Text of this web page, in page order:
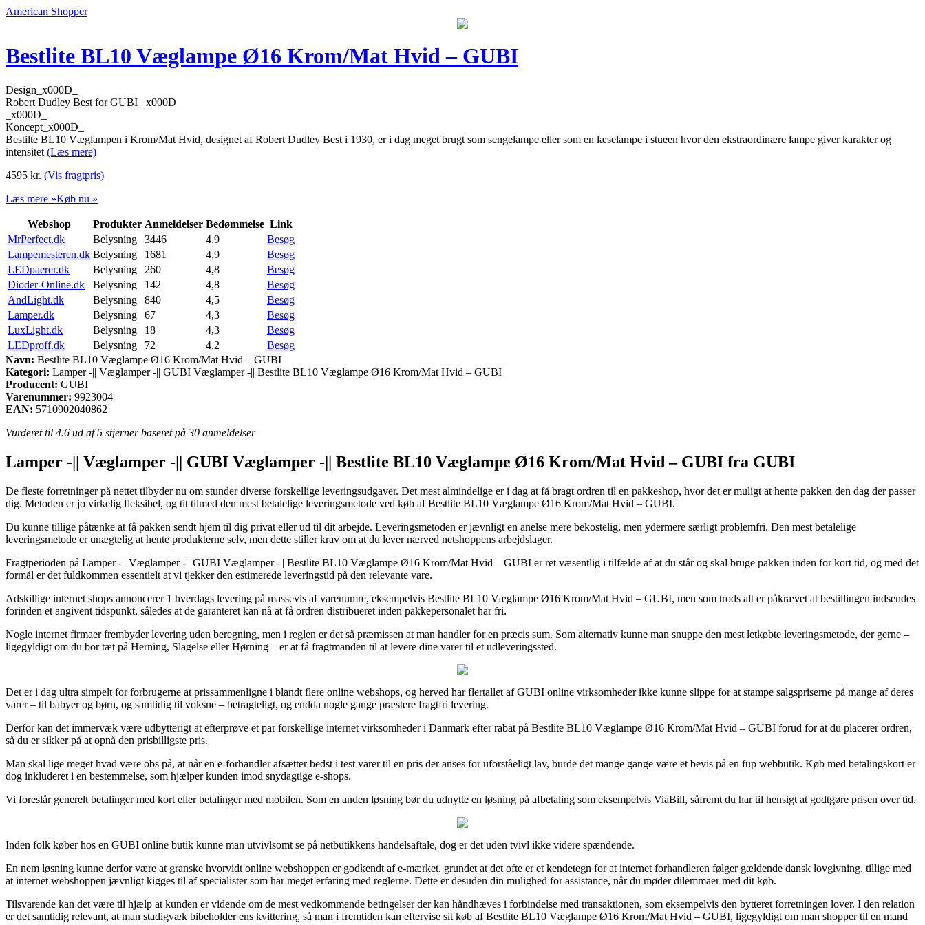
American Shopper
Bestlite BL10 Væglampe Ø16 Krom/Mat Hvid – GUBI
Design_x000D_
Robert Dudley Best for GUBI _x000D_
_x000D_
Koncept_x000D_
Bestilte BL10 Væglampen i Krom/Mat Hvid, designet af Robert Dudley Best i 1930, er i dag meget brugt som sengelampe eller som en læselampe i stueen hvor den ekstraordinære lampe giver karakter og
intensitet (Læs mere)
4595 kr. (Vis fragtpris)
Læs mere »Køb nu »
Webshop Produkter Anmeldelser Bedømmelse Link
MrPerfect.dk
Belysning 3446 4,9
Besøg
Lampemesteren.dk Belysning 1681 4,9
Besøg
LEDpaerer.dk
Belysning 260 4,8
Besøg
Dioder-Online.dk
Belysning 142 4,8
Besøg
AndLight.dk
Belysning 840 4,5
Besøg
Lamper.dk
Belysning 67 4,3
Besøg
LuxLight.dk
Belysning 18 4,3
Besøg
LEDproff.dk
Belysning 72 4,2
Besøg
Navn: Bestlite BL10 Væglampe Ø16 Krom/Mat Hvid – GUBI
Kategori: Lamper -|| Væglamper -|| GUBI Væglamper -|| Bestlite BL10 Væglampe Ø16 Krom/Mat Hvid – GUBI
Producent: GUBI
Varenummer: 9923004
EAN: 5710902040862
Vurderet til 4.6 ud af 5 stjerner baseret på 30 anmeldelser
Lamper -|| Væglamper -|| GUBI Væglamper -|| Bestlite BL10 Væglampe Ø16 Krom/Mat Hvid – GUBI fra GUBI
De fleste forretninger på nettet tilbyder nu om stunder diverse forskellige leveringsudgaver. Det mest almindelige er i dag at få bragt ordren til en pakkeshop, hvor det er muligt at hente pakken den dag der passer
dig. Metoden er jo virkelig fleksibel, og tit tilmed den mest betalelige leveringsmetode ved køb af Bestlite BL10 Væglampe Ø16 Krom/Mat Hvid – GUBI.
Du kunne tillige påtænke at få pakken sendt hjem til dig privat eller ud til dit arbejde. Leveringsmetoden er jævnligt en anelse mere bekostelig, men ydermere særligt problemfri. Den mest betalelige
leveringsmetode er unægtelig at hente produkterne selv, men dette stiller krav om at du lever nærved netshoppens arbejdslager.
Fragtperioden på Lamper -|| Væglamper -|| GUBI Væglamper -|| Bestlite BL10 Væglampe Ø16 Krom/Mat Hvid – GUBI er ret væsentlig i tilfælde af at du står og skal bruge pakken inden for kort tid, og med det
formål er det fuldkommen essentielt at vi tjekker den estimerede leveringstid på den relevante vare.
Adskillige internet shops annoncerer 1 hverdags levering på massevis af varenumre, eksempelvis Bestlite BL10 Væglampe Ø16 Krom/Mat Hvid – GUBI, men som trods alt er påkrævet at bestillingen indsendes
forinden et angivent tidspunkt, således at de garanteret kan nå at få ordren distribueret inden pakkepersonalet har fri.
Nogle internet firmaer frembyder levering uden beregning, men i reglen er det så præmissen at man handler for en præcis sum. Som alternativ kunne man snuppe den mest letkøbte leveringsmetode, der gerne –
ligegyldigt om du bor tæt på Herning, Slagelse eller Hørning – er at få fragtmanden til at levere dine varer til et udleveringssted.
Det er i dag ultra simpelt for forbrugerne at prissammenligne i blandt flere online webshops, og herved har flertallet af GUBI online virksomheder ikke kunne slippe for at stampe salgspriserne på mange af deres
varer – til babyer og børn, og samtidig til voksne – betragteligt, og endda nogle gange præstere fragtfri levering.
Derfor kan det immervæk være udbytterigt at efterprøve et par forskellige internet virksomheder i Danmark efter rabat på Bestlite BL10 Væglampe Ø16 Krom/Mat Hvid – GUBI forud for at du placerer ordren,
så du er sikker på at opnå den prisbilligste pris.
Man skal lige meget hvad være obs på, at når en e-forhandler afsætter bedst i test varer til en pris der anses for uforståeligt lav, burde det mange gange være et bevis på en fup webbutik. Køb med betalingskort er
dog inkluderet i en bestemmelse, som hjælper kunden imod snydagtige e-shops.
Vi foreslår generelt betalinger med kort eller betalinger med mobilen. Som en anden løsning bør du udnytte en løsning på afbetaling som eksempelvis ViaBill, såfremt du har til hensigt at godtgøre prisen over tid.
Inden folk køber hos en GUBI online butik kunne man utvivlsomt se på netbutikkens handelsaftale, dog er det uden tvivl ikke videre spændende.
En nem løsning kunne derfor være at granske hvorvidt online webshoppen er godkendt af e-mærket, grundet at det ofte er et kendetegn for at internet forhandleren følger gældende dansk lovgivning, tillige med
at internet webshoppen jævnligt kigges til af specialister som har meget erfaring med reglerne. Dette er desuden din mulighed for assistance, når du møder dilemmaer med dit køb.
Tilsvarende kan det være til hjælp at kunden er vidende om de mest vedkommende betingelser der kan håndhæves i forbindelse med transaktionen, som eksempelvis den bytteret forretningen lover. I den relation
er det samtidig relevant, at man stadigvæk bibeholder ens kvittering, så man i fremtiden kan eftervise sit køb af Bestlite BL10 Væglampe Ø16 Krom/Mat Hvid – GUBI, ligegyldigt om man shopper til en mand